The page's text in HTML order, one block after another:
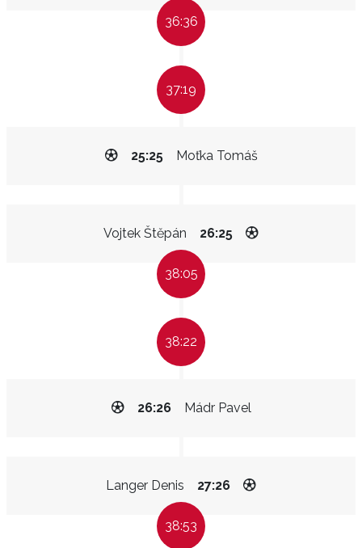
36:36
37:19
Moťka Tomáš
25:25
Vojtek Štěpán 26:25
38:05
38:22
Mádr Pavel
26:26
Langer Denis 27:26
38:53